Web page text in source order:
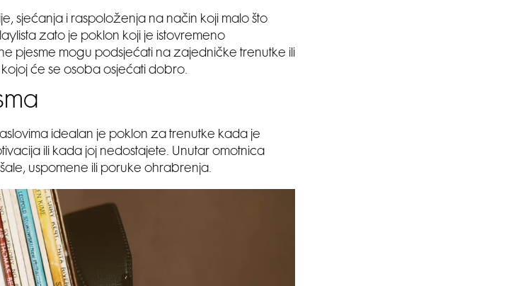
sjećanja i raspoloženja na način koji malo što
zato je poklon koji je istovremeno
pjesme mogu podsjećati na zajedničke trenutke ili
kojoj će se osoba osjećati dobro.
idealan je poklon za trenutke kada je
ili kada joj nedostajete. Unutar omotnica
uspomene ili poruke ohrabrenja.